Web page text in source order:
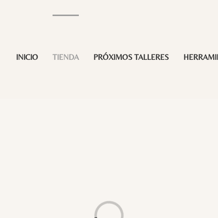
INICIO TIENDA PRÓXIMOS TALLERES
Loading...